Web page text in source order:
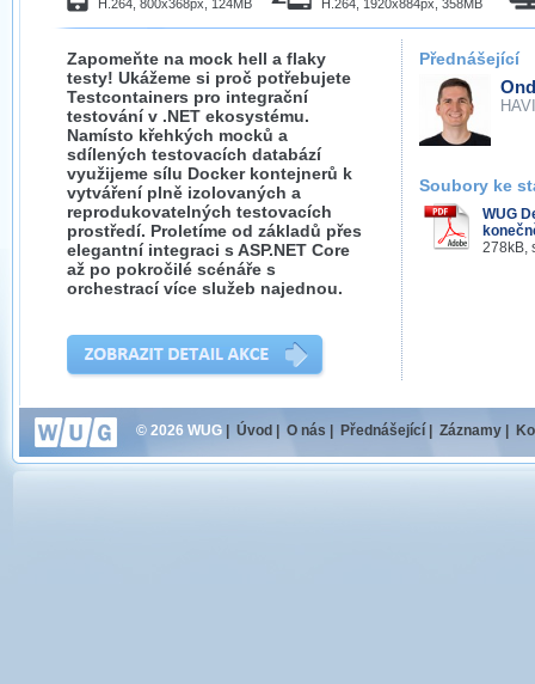
H.264, 800x368px, 124MB H.264, 1920x884px, 358MB
Zapomeňte na mock hell a flaky
testy! Ukážeme si proč potřebujete
Testcontainers pro integrační
testování v .NET ekosystému.
Namísto křehkých mocků a
sdílených testovacích databází
využijeme sílu Docker kontejnerů k
vytváření plně izolovaných a
reprodukovatelných testovacích
prostředí. Proletíme od základů přes
elegantní integraci s ASP.NET Core
až po pokročilé scénáře s
orchestrací více služeb najednou.
Přednášející
Soubory ke
WUG
278kB,
© 2026 WUG Úvod O nás Přednášející Záznamy